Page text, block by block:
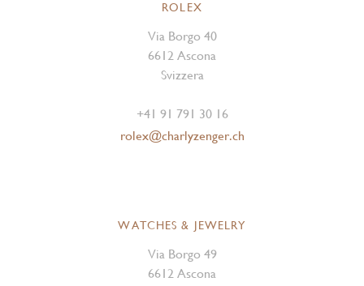
ROLEX
Via Borgo 40
6612 Ascona
Svizzera
+41 91 791 30 16
rolex@charlyzenger.ch
WATCHES & JEWELRY
Via Borgo 49
6612 Ascona